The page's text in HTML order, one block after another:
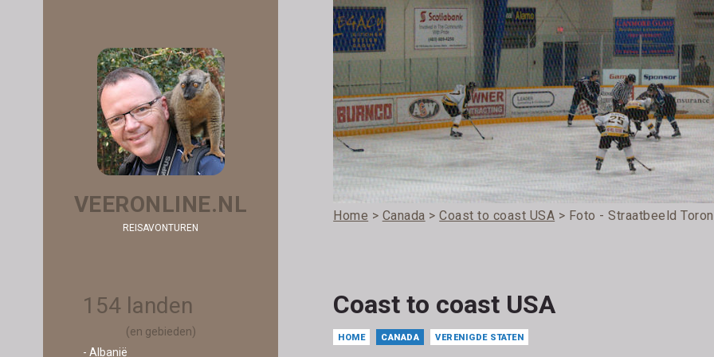
VEERONLINE.NL
REISAVONTUREN
154 landen
(en gebieden)
- Albanië
Home > Canada >Coast to coast USA > Foto - Straatbeeld
Coast to coast USA
HOME CANADA VERENIGDE STATEN